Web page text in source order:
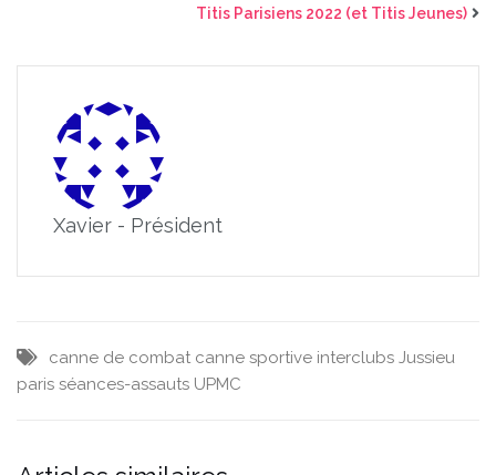
Titis Parisiens 2022 (et Titis Jeunes)
Xavier - Président
canne de combat canne sportive interclubs Jussieu
paris séances-assauts UPMC